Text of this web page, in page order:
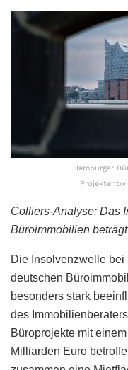
Hamburger
Colliers-Analyse: Das
Büroimmobilien
Die Insolvenzwelle
deutschen
besonders stark
des
Büroprojekte mit
Milliarden Euro